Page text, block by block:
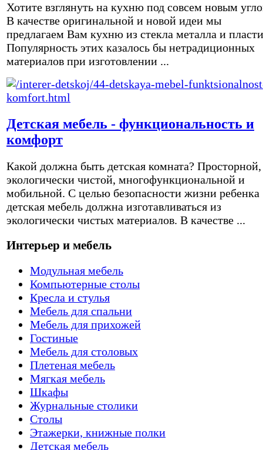
Хотите взглянуть на кухню под совсем новым
В качестве оригинальной и новой идеи мы
предлагаем Вам кухню из стекла металла и
Популярность этих казалось бы нетрадиционных
материалов при изготовлении ...
Детская мебель - функциональность и
комфорт
Какой должна быть детская комната? Просторной,
экологически чистой, многофункциональной и
мобильной. С целью безопасности жизни ребенка
детская мебель должна изготавливаться из
экологически чистых материалов. В качестве ...
Интерьер и мебель
Модульная мебель
Компьютерные столы
Кресла и стулья
Мебель для спальни
Мебель для прихожей
Гостиные
Мебель для столовых
Плетеная мебель
Мягкая мебель
Шкафы
Журнальные столики
Столы
Этажерки, книжные полки
Детская мебель